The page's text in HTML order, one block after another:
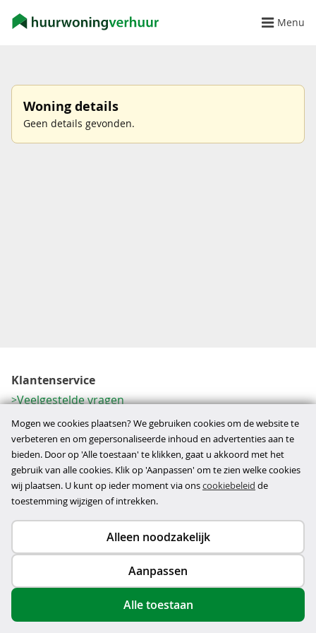
Menu
Woning details
Geen details gevonden.
Klantenservice
Veelgestelde vragen
Contactformulier
Herroeping
Over ons
Bedrijfsgegevens
Werkwijze
Copyright © 2026
privacy- en cookiebeleid
Mogen we cookies plaatsen? We gebruiken cookies om de website te
verbeteren en om gepersonaliseerde inhoud en advertenties aan te
bieden. Door op 'Alle toestaan' te klikken, gaat u akkoord met het
gebruik van alle cookies. Klik op 'Aanpassen' om te zien welke cookies
wij plaatsen. U kunt op ieder moment via onscookiebeleid de
toestemming wijzigen of intrekken.
Alleen noodzakelijk
Aanpassen
Alle toestaan